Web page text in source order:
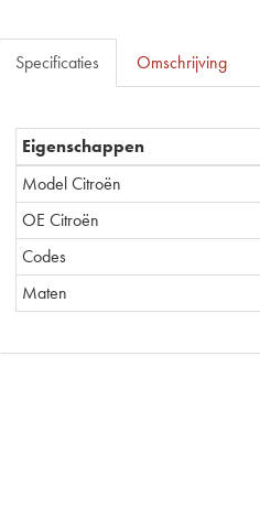
Specificaties Omschrijving
Eigenschappen
Model Citroën
OE Citroën
Codes
Maten